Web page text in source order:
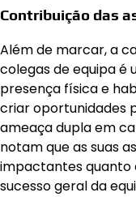
Contribuição das
Além de marcar, a
colegas de equipa é
presença física e
criar oportunidades
ameaça dupla em
notam que as suas
impactantes quanto
sucesso geral da